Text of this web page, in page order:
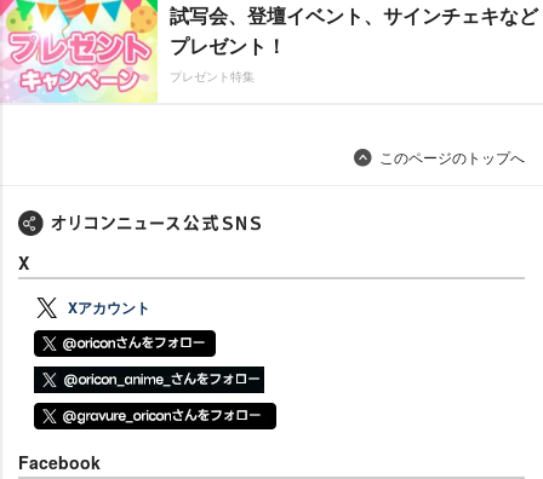
試写会、登壇イベント、サインチェキなど
プレゼント！
プレゼント特集
このページのトップへ
X
Xアカウント
Facebook